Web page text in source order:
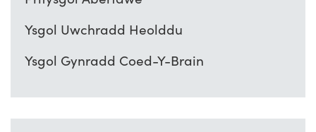
Ysgol Uwchradd Heolddu
Ysgol Gynradd Coed-Y-Brain